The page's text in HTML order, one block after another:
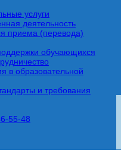
услуги
деятельность
приема (перевода)
обучающихся
в образовательной
и требования
55-48